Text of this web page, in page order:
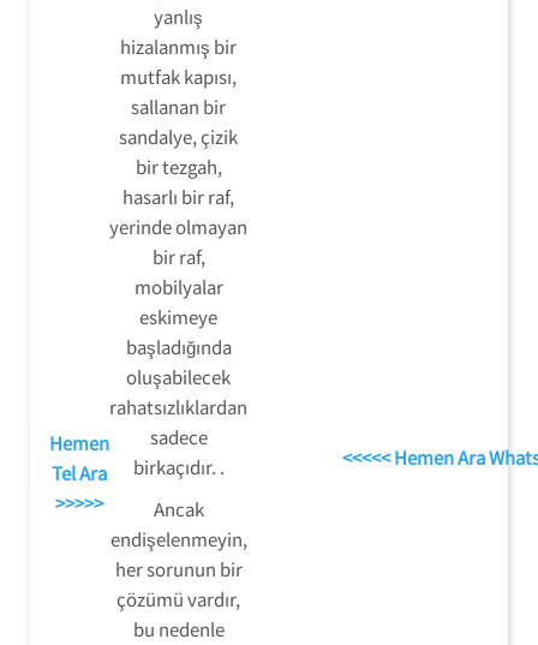
Hemen
Tel Ara
>>>>>
yanlış
hizalanmış bir
mutfak kapısı,
sallanan bir
sandalye, çizik
bir tezgah,
hasarlı bir raf,
yerinde olmayan
bir raf,
mobilyalar
eskimeye
başladığında
oluşabilecek
rahatsızlıklardan
sadece
birkaçıdır. .
Ancak
endişelenmeyin,
her sorunun bir
çözümü vardır,
bu nedenle
<<<<< Hemen Ara